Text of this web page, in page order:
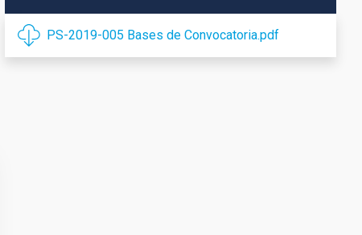
PS-2019-005 Bases de Convocatoria.pdf